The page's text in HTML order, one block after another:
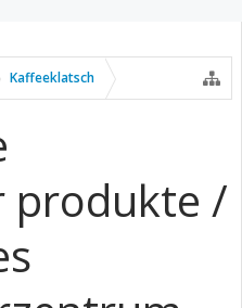
Kaffeeklatsch
produkte /